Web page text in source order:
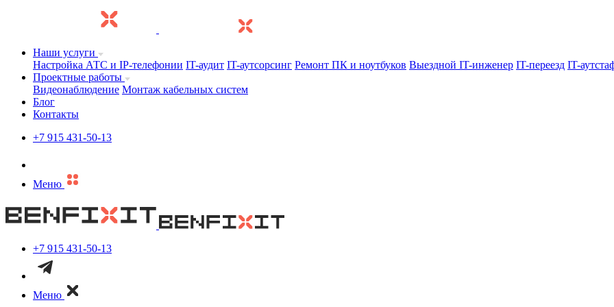
Наши услуги
Настройка АТС и IP-телефонии IT-аудит IT-аутсорсинг Ремонт ПК и ноутбуков Выездной IT-инженер IT-переезд IT-
Проектные работы
Видеонаблюдение Монтаж кабельных систем
Блог
Контакты
+7 915 431-50-13
Меню
+7 915 431-50-13
Меню